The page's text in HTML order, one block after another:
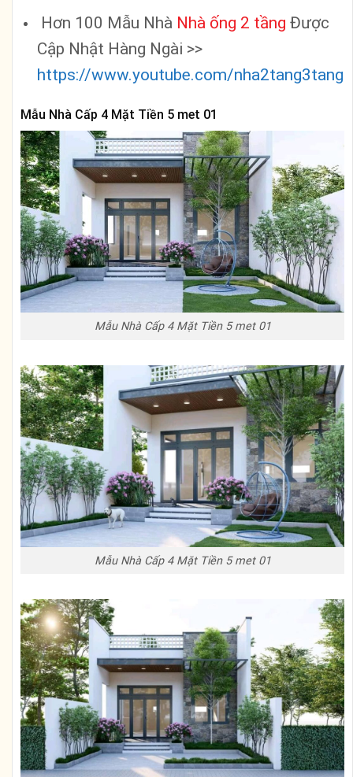
Hơn 100 Mẫu Nhà Nhà ống 2 tầng Được
Cập Nhật Hàng Ngài >>
https://www.youtube.com/nha2tang3tang
Mẫu Nhà Cấp 4 Mặt Tiền 5 met 01
Mẫu Nhà Cấp 4 Mặt Tiền 5 met 01
Mẫu Nhà Cấp 4 Mặt Tiền 5 met 01